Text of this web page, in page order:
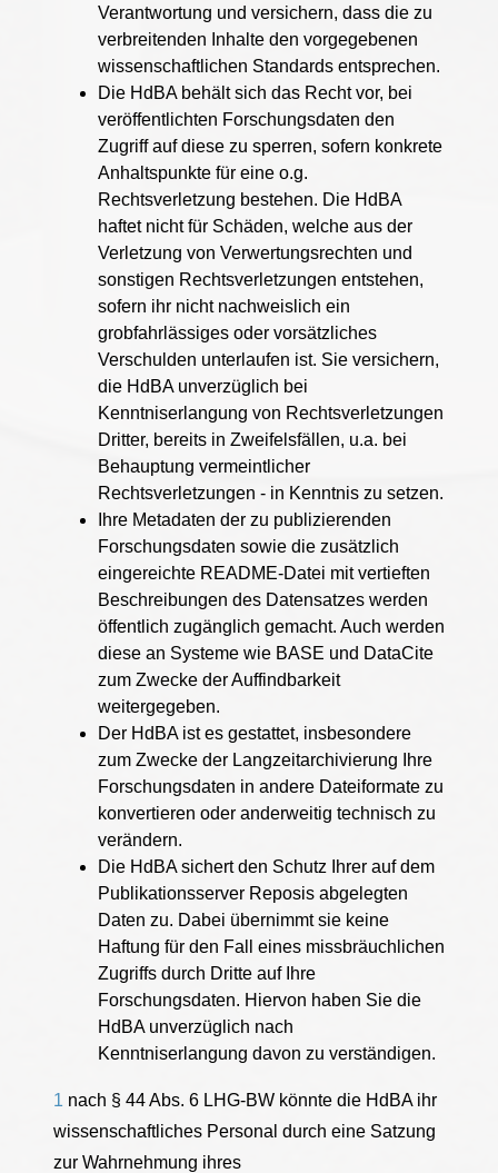
Verantwortung und versichern, dass die zu
verbreitenden Inhalte den vorgegebenen
wissenschaftlichen Standards entsprechen.
Die HdBA behält sich das Recht vor, bei
veröffentlichten Forschungsdaten den
Zugriff auf diese zu sperren, sofern konkrete
Anhaltspunkte für eine o.g.
Rechtsverletzung bestehen. Die HdBA
haftet nicht für Schäden, welche aus der
Verletzung von Verwertungsrechten und
sonstigen Rechtsverletzungen entstehen,
sofern ihr nicht nachweislich ein
grobfahrlässiges oder vorsätzliches
Verschulden unterlaufen ist. Sie versichern,
die HdBA unverzüglich bei
Kenntniserlangung von Rechtsverletzungen
Dritter, bereits in Zweifelsfällen, u.a. bei
Behauptung vermeintlicher
Rechtsverletzungen - in Kenntnis zu setzen.
Ihre Metadaten der zu publizierenden
Forschungsdaten sowie die zusätzlich
eingereichte README-Datei mit vertieften
Beschreibungen des Datensatzes werden
öffentlich zugänglich gemacht. Auch werden
diese an Systeme wie BASE und DataCite
zum Zwecke der Auffindbarkeit
weitergegeben.
Der HdBA ist es gestattet, insbesondere
zum Zwecke der Langzeitarchivierung Ihre
Forschungsdaten in andere Dateiformate zu
konvertieren oder anderweitig technisch zu
verändern.
Die HdBA sichert den Schutz Ihrer auf dem
Publikationsserver Reposis abgelegten
Daten zu. Dabei übernimmt sie keine
Haftung für den Fall eines missbräuchlichen
Zugriffs durch Dritte auf Ihre
Forschungsdaten. Hiervon haben Sie die
HdBA unverzüglich nach
Kenntniserlangung davon zu verständigen.
1 nach § 44 Abs. 6 LHG-BW könnte die HdBA ihr
wissenschaftliches Personal durch eine Satzung
zur Wahrnehmung ihres